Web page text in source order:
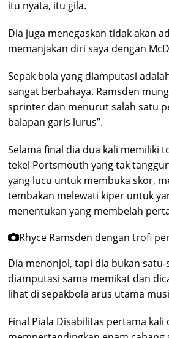
itu nyata, itu gila.
Dia juga menegaskan tidak akan
memanjakan diri saya dengan
Sepak bola yang diamputasi
sangat berbahaya. Ramsden
sprinter dan menurut salah satu
balapan garis lurus”.
Selama final dia dua kali memiliki
tekel Portsmouth yang tak
yang lucu untuk membuka skor,
tembakan melewati kiper untuk
menentukan yang membelah
Rhyce Ramsden dengan trofi
Dia menonjol, tapi dia bukan
diamputasi sama memikat dan
lihat di sepakbola arus utama
Final Piala Disabilitas pertama